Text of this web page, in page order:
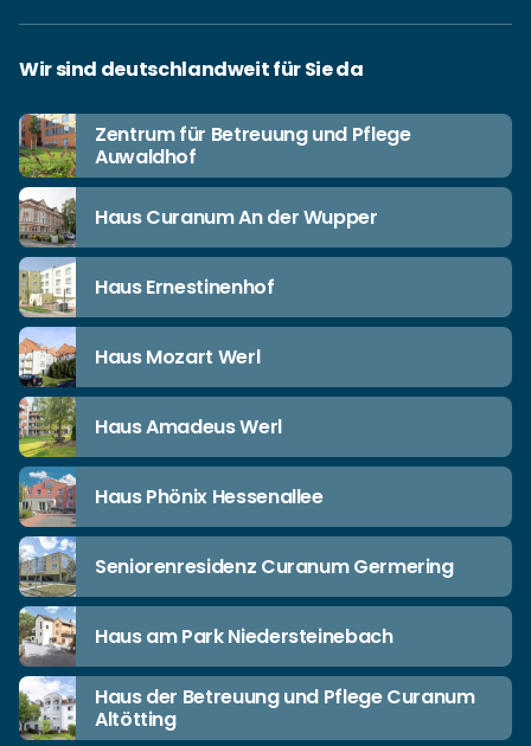
Wir sind deutschlandweit für Sie da
Zentrum für Betreuung und Pflege
Auwaldhof
Haus Curanum An der Wupper
Haus Ernestinenhof
Haus Mozart Werl
Haus Amadeus Werl
Haus Phönix Hessenallee
Seniorenresidenz Curanum Germering
Haus am Park Niedersteinebach
Haus der Betreuung und Pflege Curanum
Altötting